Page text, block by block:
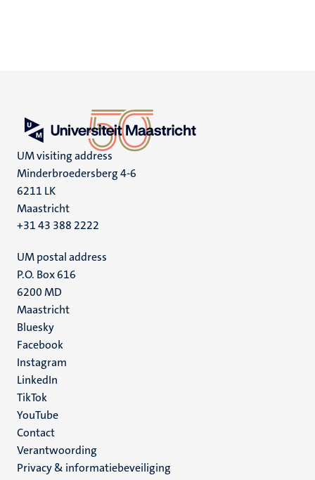
UM visiting address
Minderbroedersberg 4-6
6211 LK
Maastricht
+31 43 388 2222
UM postal address
P.O. Box 616
6200 MD
Maastricht
Social
media
Bluesky
Facebook
Instagram
LinkedIn
TikTok
YouTube
Menu
footer
Contact
Verantwoording
Privacy & informatiebeveiliging